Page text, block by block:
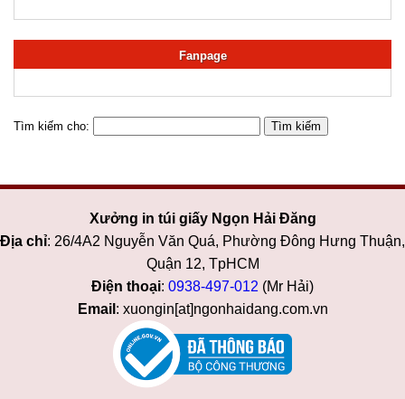
Fanpage
Tìm kiếm cho:
Xưởng in túi giấy Ngọn Hải Đăng
Địa chỉ: 26/4A2 Nguyễn Văn Quá, Phường Đông Hưng Thuận,
Quận 12, TpHCM
Điện thoại: 0938-497-012 (Mr Hải)
Email : xuongin[at]ngonhaidang.com.vn